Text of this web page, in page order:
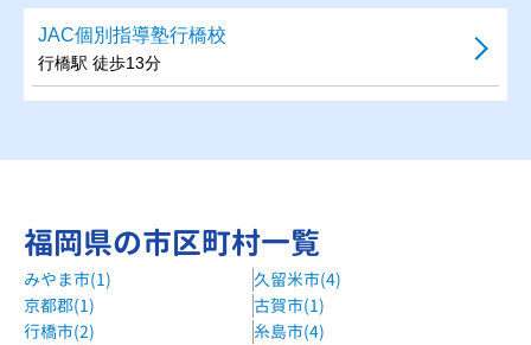
JAC個別指導塾行橋校
行橋駅 徒歩13分
福岡県の市区町村一覧
みやま市(1)
久留米市(4)
京都郡(1)
古賀市(1)
行橋市(2)
糸島市(4)